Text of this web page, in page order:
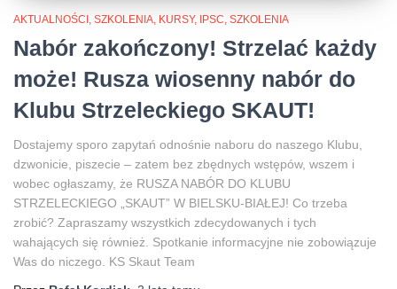
AKTUALNOŚCI, SZKOLENIA, KURSY, IPSC SZKOLENIA
Nabór zakończony! Strzelać każdy
może! Rusza wiosenny nabór do
Klubu Strzeleckiego SKAUT!
Dostajemy sporo zapytań odnośnie naboru do naszego Klubu,
dzwonicie, piszecie – zatem bez zbędnych wstępów, wszem i
wobec ogłaszamy, że RUSZA NABÓR DO KLUBU
STRZELECKIEGO „SKAUT” W BIELSKU-BIAŁEJ! Co trzeba
zrobić? Zapraszamy wszystkich zdecydowanych i tych
wahających się również. Spotkanie informacyjne nie zobowiązuje
Was do niczego. KS Skaut Team